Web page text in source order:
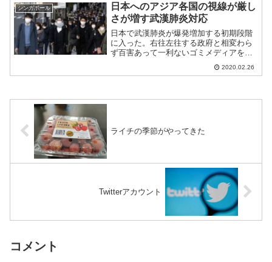
シンガポール
日本へのアジア各国の視線が厳し
さが増す武漢肺炎対応
日本で武漢肺炎が爆発増加する初期段階
に入った。右往左往する政府と相変わら
ず百害あって一利ないゴミメディアをよ
そに、各国が日本排除に乗り出した。そ
れだけ事態は深刻化、海外政府が自国防
2020.02.26
ライチの季節がやってきた
Twitterアカウント
コメント